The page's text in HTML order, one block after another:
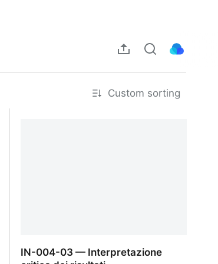
Custom sorting
IN-004-03 — Interpretazione